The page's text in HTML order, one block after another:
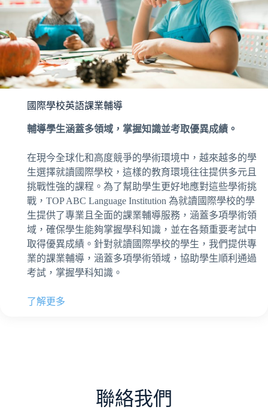
國際學校英語課業輔導
輔導學生涵蓋多領域，掌握知識並考取優異成績。
在現今全球化和高度競爭的學術環境中，越來越多的學
生選擇就讀國際學校，這樣的教育環境往往提供多元且
挑戰性強的課程。為了幫助學生更好地應對這些學術挑
戰，TOP ABC Language Institution 為就讀國際學校的學
生提供了專業且全面的課業輔導服務，涵蓋多項學術領
域，確保學生能夠掌握學科知識，並在各類重要考試中
取得優異成績。針對就讀國際學校的學生，我們提供專
業的課業輔導，涵蓋多項學術領域，協助學生順利通過
考試，掌握學科知識。
了解更多
聯絡我們